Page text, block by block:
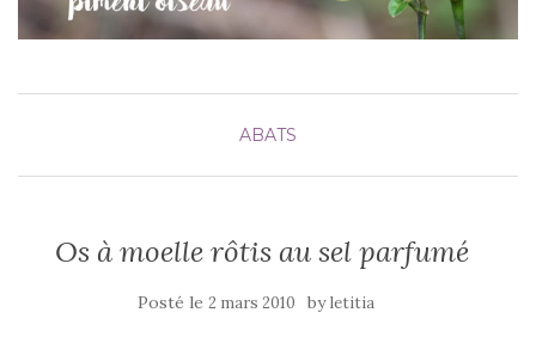
ABATS
Os à moelle rôtis au sel parfumé
Posté le 2 mars 2010 byletitia